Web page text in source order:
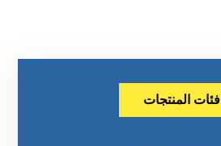
فئات المنتجات